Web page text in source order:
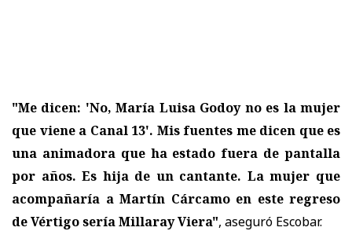
"Me dicen: 'No, María Luisa Godoy no es la mujer
que viene a Canal 13'. Mis fuentes me dicen que es
una animadora que ha estado fuera de pantalla
por años. Es hija de un cantante. La mujer que
acompañaría a Martín Cárcamo en este regreso
de Vértigo sería Millaray Viera", aseguró Escobar.